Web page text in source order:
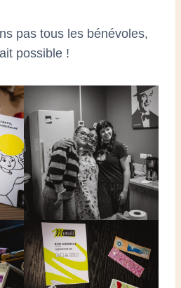
pas tous les bénévoles,
possible !